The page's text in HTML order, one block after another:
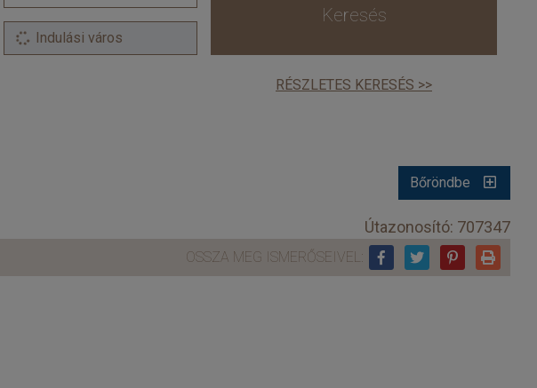
Keresés
RÉSZLETES KERESÉS >>
Bőröndbe
Útazonosító: 707347
OSSZA MEG ISMERŐSEIVEL: